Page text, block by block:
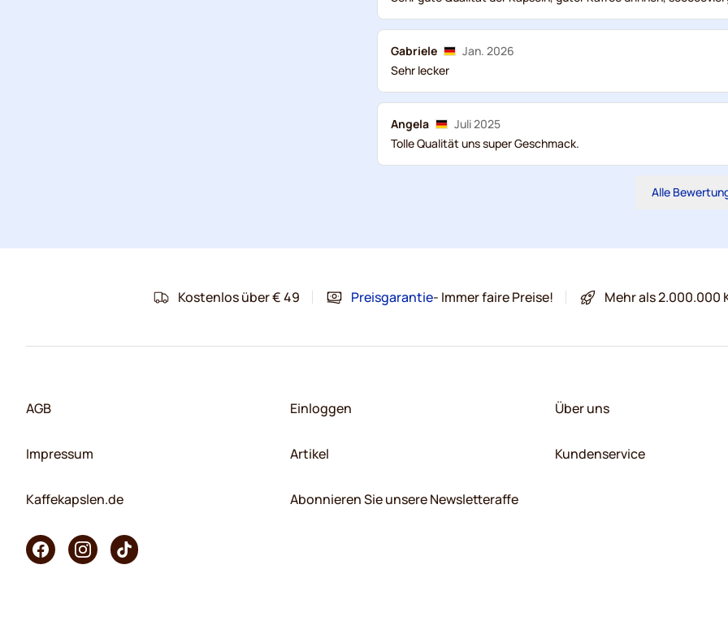
Gabriele
Jan. 2026
Sehr lecker
Angela
Juli 2025
Tolle Qualität uns super Geschmack.
Alle
Kostenlos über € 49 Preisgarantie- Immer faire Preise! Mehr als 2.000.000
AGB
Impressum
Kaffekapslen.de
Einloggen
Artikel
Abonnieren Sie unsere Newsletteraffe
Über uns
Kundenservice